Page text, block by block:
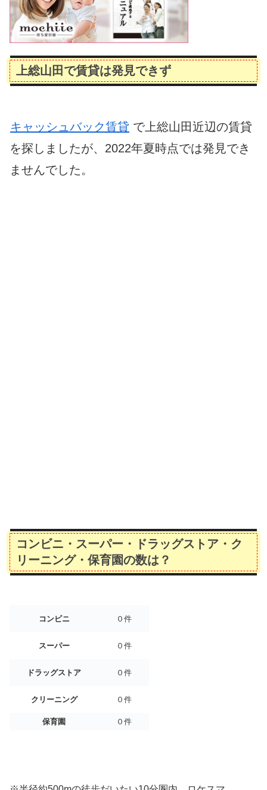
上総山田で賃貸は発見できず
キャッシュバック賃貸 で上総山田近辺の賃貸
を探しましたが、2022年夏時点では発見でき
ませんでした。
コンビニ・スーパー・ドラッグストア・ク
リーニング・保育園の数は？
コンビニ ０件
スーパー ０件
ドラッグストア ０件
クリーニング ０件
保育園 ０件